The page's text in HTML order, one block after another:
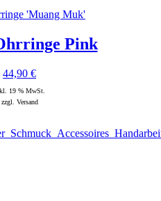
'Muang Muk'
Pink
44,90 €
19 % MwSt.
zzgl. Versand